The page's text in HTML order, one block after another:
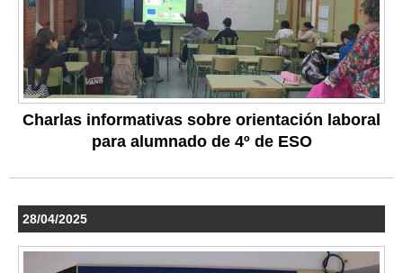
Charlas informativas sobre orientación laboral
para alumnado de 4º de ESO
28/04/2025